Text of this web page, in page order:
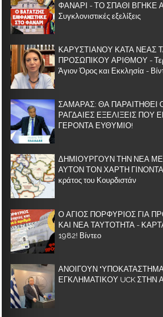
ΦΑΝΑΡΙ - ΤΟ ΣΠΑΘΙ ΒΓΗΚΕ
Συγκλονιστικές εξελίξεις
ΚΑΡΥΣΤΙΑΝΟΥ ΚΑΤΑ ΝΕΑΣ
ΠΡΟΣΩΠΙΚΟΥ ΑΡΙΘΜΟΥ -
Άγιον Όρος και Εκκλησία -
ΣΑΜΑΡΑΣ: ΘΑ ΠΑΡΑΙΤΗΘΕΙ
ΡΑΓΔΑΙΕΣ ΕΞΕΛΙΞΕΙΣ ΠΟΥ
ΓΕΡΟΝΤΑ ΕΥΘΥΜΙΟ!
ΔΗΜΙΟΥΡΓΟΥΝ ΤΗΝ ΝΕΑ
ΑΥΤΟΝ ΤΟΝ ΧΑΡΤΗ
κράτος του Κουρδιστάν
Ο ΑΓΙΟΣ ΠΟΡΦΥΡΙΟΣ ΓΙΑ
ΚΑΙ ΝΕΑ ΤΑΥΤΟΤΗΤΑ -
1982! Βίντεο
ΑΝΟΙΓΟΥΝ
ΕΓΚΛΗΜΑΤΙΚΟΥ UCK ΣΤΗΝ